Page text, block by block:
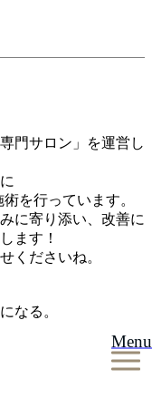
Menu
門サロン」を運営し
を行っています。
に寄り添い、改善に
ます！
くださいね。
なる。